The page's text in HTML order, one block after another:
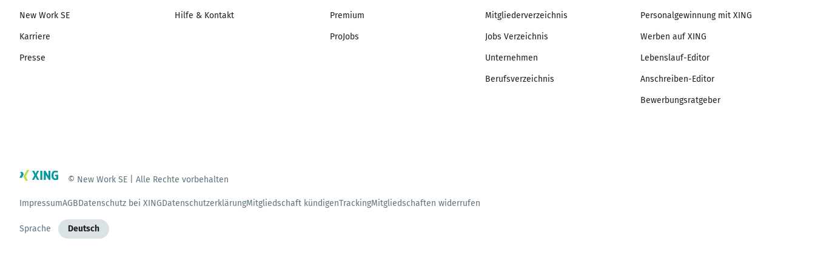
New Work SE
Karriere
Presse
Hilfe & Kontakt Premium
ProJobs
Mitgliederverzeichnis
Jobs Verzeichnis
Unternehmen
Berufsverzeichnis
Personalgewinnung mit XING
Werben auf XING
Lebenslauf-Editor
Anschreiben-Editor
Bewerbungsratgeber
© New Work SE | Alle Rechte vorbehalten
ImpressumAGBDatenschutz bei XINGDatenschutzerklärungMitgliedschaft kündigenTrackingMitgliedschaften widerrufen
Sprache Deutsch